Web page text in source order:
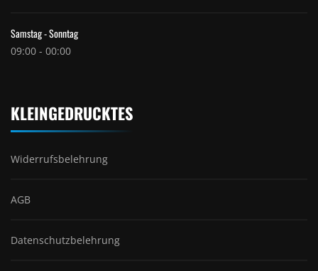
Samstag - Sonntag
09:00 - 00:00
KLEINGEDRUCKTES
Widerrufsbelehrung
AGB
Datenschutzbelehrung